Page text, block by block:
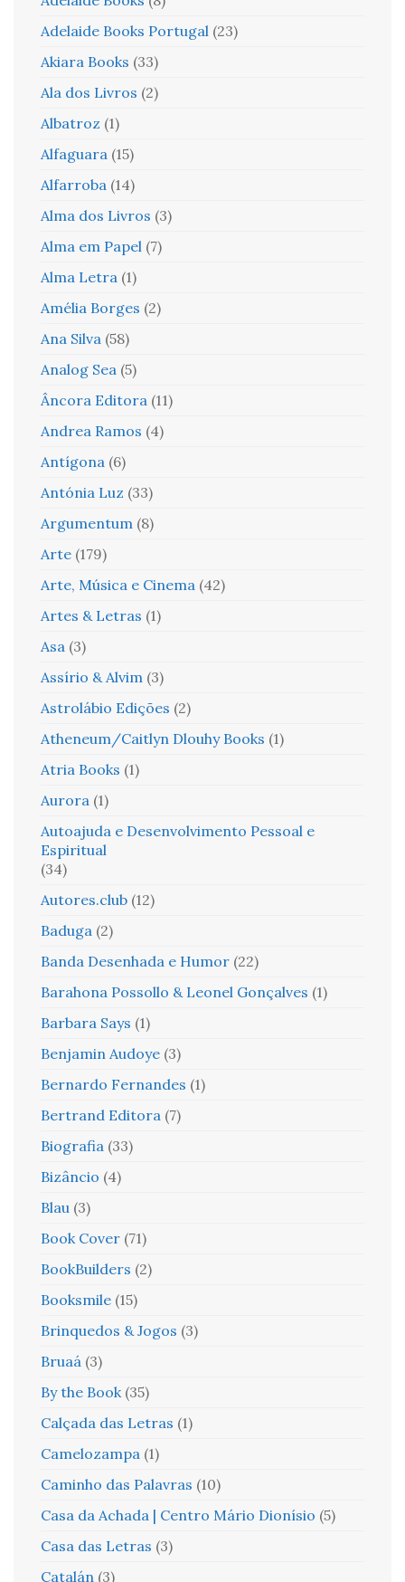
Adelaide Books Portugal (23)
Akiara Books (33)
Ala dos Livros (2)
Albatroz (1)
Alfaguara (15)
Alfarroba (14)
Alma dos Livros (3)
Alma em Papel (7)
Alma Letra (1)
Amélia Borges (2)
Ana Silva (58)
Analog Sea (5)
Âncora Editora (11)
Andrea Ramos (4)
Antígona (6)
Antónia Luz (33)
Argumentum (8)
Arte (179)
Arte, Música e Cinema (42)
Artes & Letras (1)
Asa (3)
Assírio & Alvim (3)
Astrolábio Edições (2)
Atheneum/Caitlyn Dlouhy Books (1)
Atria Books (1)
Aurora (1)
Autoajuda e Desenvolvimento Pessoal e
Espiritual
(34)
Autores.club (12)
Baduga (2)
Banda Desenhada e Humor (22)
Barahona Possollo & Leonel Gonçalves (1)
Barbara Says (1)
Benjamin Audoye (3)
Bernardo Fernandes (1)
Bertrand Editora (7)
Biografia (33)
Bizâncio (4)
Blau (3)
Book Cover (71)
BookBuilders (2)
Booksmile (15)
Brinquedos & Jogos (3)
Bruaá (3)
By the Book (35)
Calçada das Letras (1)
Camelozampa (1)
Caminho das Palavras (10)
Casa da Achada | Centro Mário Dionísio (5)
Casa das Letras (3)
Catalán (3)